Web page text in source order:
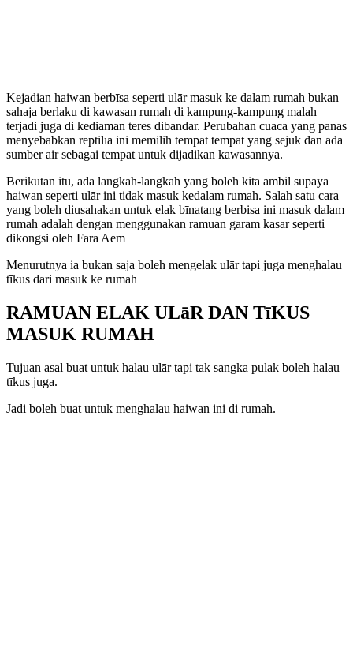
Kejadian haiwan berbīsa seperti ulār masuk ke dalam rumah bukan
sahaja berlaku di kawasan rumah di kampung-kampung malah
terjadi juga di kediaman teres dibandar. Perubahan cuaca yang panas
menyebabkan reptilīa ini memilih tempat tempat yang sejuk dan ada
sumber air sebagai tempat untuk dijadikan kawasannya.
Berikutan itu, ada langkah-langkah yang boleh kita ambil supaya
haiwan seperti ulār ini tidak masuk kedalam rumah. Salah satu cara
yang boleh diusahakan untuk elak bīnatang berbisa ini masuk dalam
rumah adalah dengan menggunakan ramuan garam kasar seperti
dikongsi oleh Fara Aem
Menurutnya ia bukan saja boleh mengelak ulār tapi juga menghalau
tīkus dari masuk ke rumah
RAMUAN ELAK ULāR DAN TīKUS
MASUK RUMAH
Tujuan asal buat untuk halau ulār tapi tak sangka pulak boleh halau
tīkus juga.
Jadi boleh buat untuk menghalau haiwan ini di rumah.